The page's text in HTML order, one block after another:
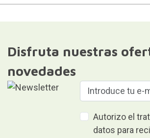
Disfruta nuestras
novedades
Autorizo el
datos para